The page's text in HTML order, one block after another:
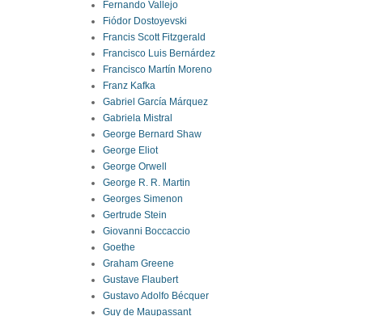
Fernando Vallejo
Fiódor Dostoyevski
Francis Scott Fitzgerald
Francisco Luis Bernárdez
Francisco Martín Moreno
Franz Kafka
Gabriel García Márquez
Gabriela Mistral
George Bernard Shaw
George Eliot
George Orwell
George R. R. Martin
Georges Simenon
Gertrude Stein
Giovanni Boccaccio
Goethe
Graham Greene
Gustave Flaubert
Gustavo Adolfo Bécquer
Guy de Maupassant